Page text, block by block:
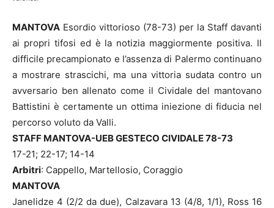
MANTOVA Esordio vittorioso (78-73) per la Staff davanti
ai propri tifosi ed è la notizia maggiormente positiva. Il
difficile precampionato e l’assenza di Palermo continuano
a mostrare strascichi, ma una vittoria sudata contro un
avversario ben allenato come il Cividale del mantovano
Battistini è certamente un ottima iniezione di fiducia nel
percorso voluto da Valli.
STAFF MANTOVA-UEB GESTECO CIVIDALE 78-73
17-21; 22-17; 14-14
Arbitri: Cappello, Martellosio, Coraggio
MANTOVA
Janelidze 4 (2/2 da due), Calzavara 13 (4/8, 1/1), Ross 16